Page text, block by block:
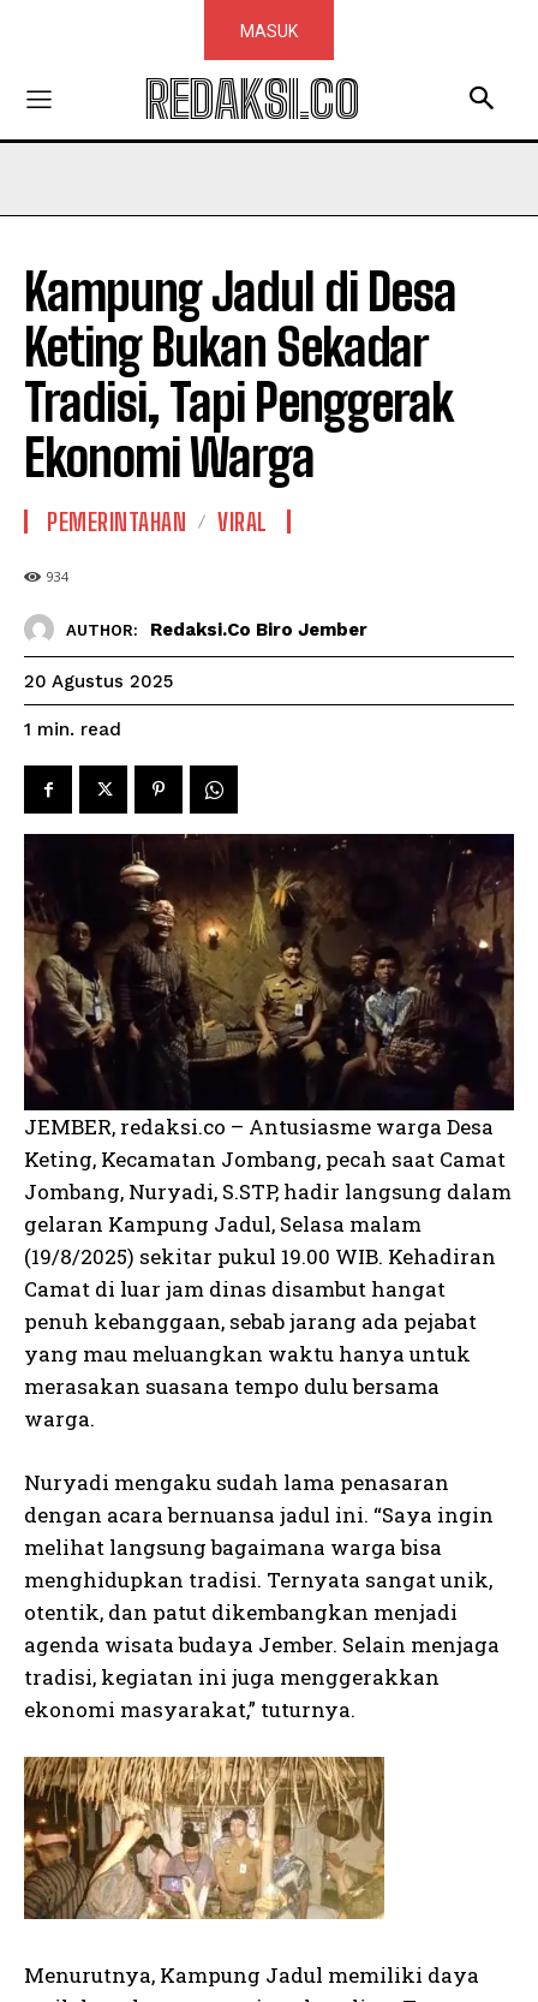
MASUK
REDAKSI.CO
Kampung Jadul di Desa
Keting Bukan Sekadar
Tradisi, Tapi Penggerak
Ekonomi Warga
PEMERINTAHAN VIRAL
934
AUTHOR: Redaksi.co Biro Jember
20 Agustus 2025
1 min. read
JEMBER, redaksi.co – Antusiasme warga Desa
Keting, Kecamatan Jombang, pecah saat Camat
Jombang, Nuryadi, S.STP, hadir langsung dalam
gelaran Kampung Jadul, Selasa malam
(19/8/2025) sekitar pukul 19.00 WIB. Kehadiran
Camat di luar jam dinas disambut hangat
penuh kebanggaan, sebab jarang ada pejabat
yang mau meluangkan waktu hanya untuk
merasakan suasana tempo dulu bersama
warga.
Nuryadi mengaku sudah lama penasaran
dengan acara bernuansa jadul ini. “Saya ingin
melihat langsung bagaimana warga bisa
menghidupkan tradisi. Ternyata sangat unik,
otentik, dan patut dikembangkan menjadi
agenda wisata budaya Jember. Selain menjaga
tradisi, kegiatan ini juga menggerakkan
ekonomi masyarakat,” tuturnya.
Menurutnya, Kampung Jadul memiliki daya